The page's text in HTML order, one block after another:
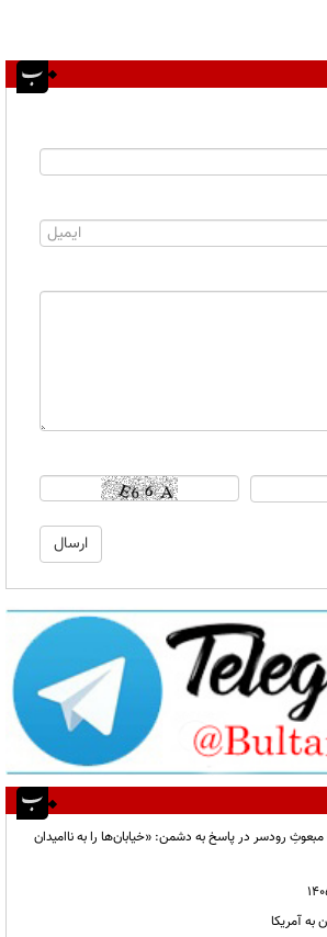
رودسر در پاسخ به دشمن: «خیابان‌ها را به ناامیدان
آمریکا